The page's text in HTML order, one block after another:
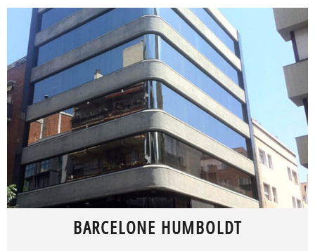
BARCELONE HUMBOLDT